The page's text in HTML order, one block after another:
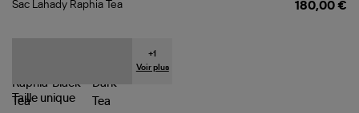
Sac Lahady Raphia Tea 180,00 €
+1
Voir plus
Taille unique